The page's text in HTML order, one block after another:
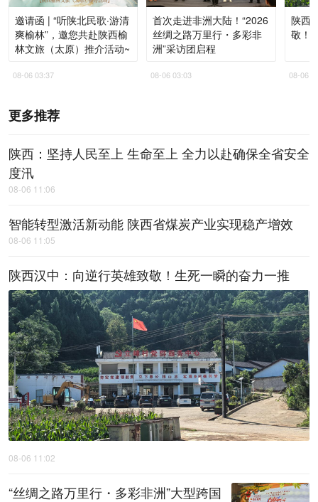
邀请函 | “听陕北民歌·游清
爽榆林”，邀您共赴陕西榆
林文旅（太原）推介活动~
08-06 03:37
首次走进非洲大陆！“2026
丝绸之路万里行・多彩非
洲”采访团启程
08-06 03:03
陕西
敬！
08-06
更多推荐
陕西：坚持人民至上 生命至上 全力以赴确保全省安全
度汛
08-06 11:06
智能转型激活新动能 陕西省煤炭产业实现稳产增效
08-06 11:05
陕西汉中：向逆行英雄致敬！生死一瞬的奋力一推
08-06 11:02
“丝绸之路万里行・多彩非洲”大型跨国